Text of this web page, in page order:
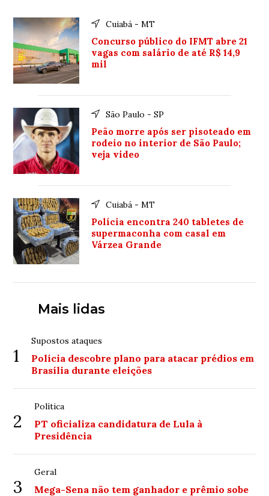
Cuiabá - MT
Concurso público do IFMT abre 21
vagas com salário de até R$ 14,9
mil
São Paulo - SP
Peão morre após ser pisoteado em
rodeio no interior de São Paulo;
veja video
Cuiabá - MT
Polícia encontra 240 tabletes de
supermaconha com casal em
Várzea Grande
Mais lidas
1
Supostos ataques
Polícia descobre plano para atacar prédios em
Brasília durante eleições
2
Política
PT oficializa candidatura de Lula à
Presidência
3
Geral
Mega-Sena não tem ganhador e prêmio sobe